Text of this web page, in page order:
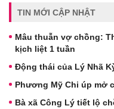
TIN MỚI CẬP NHẬT
Mâu thuẫn vợ chồng:
kịch liệt 1 tuần
Động thái của Lý Nhã
Phương Mỹ Chi úp mở
Bà xã Công Lý tiết lộ